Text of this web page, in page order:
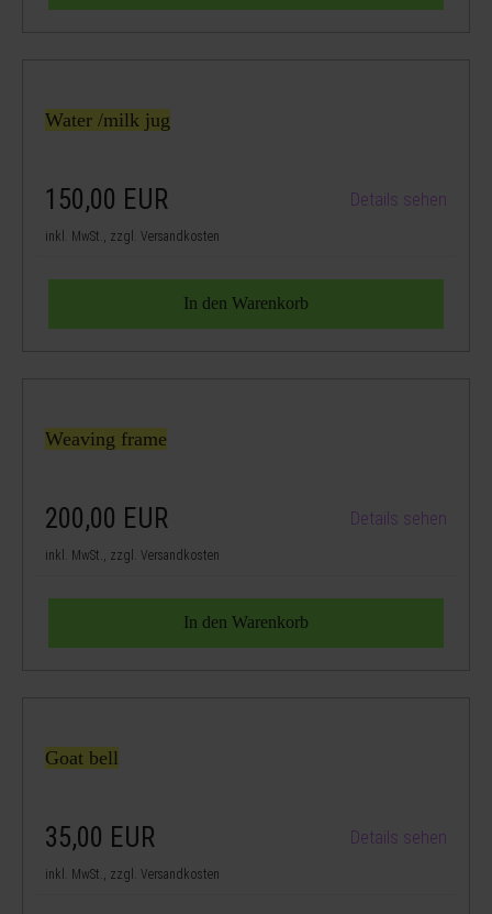
Water /milk jug
150,00 EUR Details sehen
inkl. MwSt., zzgl. Versandkosten
Weaving frame
200,00 EUR Details sehen
inkl. MwSt., zzgl. Versandkosten
Goat bell
35,00 EUR Details sehen
inkl. MwSt., zzgl. Versandkosten